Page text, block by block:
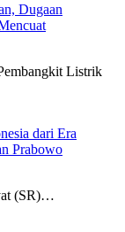
Dugaan
Listrik
dari Era
Prabowo
(SR)…